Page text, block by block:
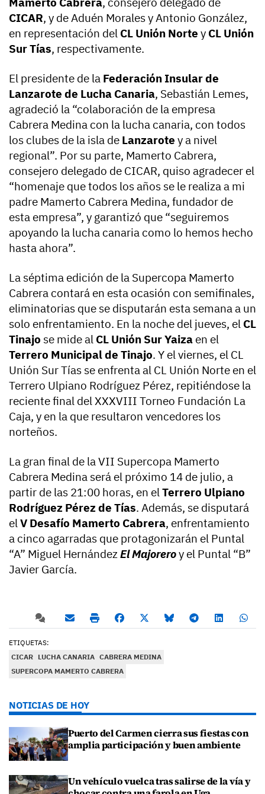
CICAR, y de Aduén Morales y Antonio González,
en representación del CL Unión Norte y CL Unión
Sur Tías, respectivamente.
El presidente de la Federación Insular de
Lanzarote de Lucha Canaria, Sebastián Lemes,
agradeció la “colaboración de la empresa
Cabrera Medina con la lucha canaria, con todos
los clubes de la isla de Lanzarote y a nivel
regional”. Por su parte, Mamerto Cabrera,
consejero delegado de CICAR, quiso agradecer el
“homenaje que todos los años se le realiza a mi
padre Mamerto Cabrera Medina, fundador de
esta empresa”, y garantizó que “seguiremos
apoyando la lucha canaria como lo hemos hecho
hasta ahora”.
La séptima edición de la Supercopa Mamerto
Cabrera contará en esta ocasión con semifinales,
eliminatorias que se disputarán esta semana a un
solo enfrentamiento. En la noche del jueves, el CL
Tinajo se mide al CL Unión Sur Yaiza en el
Terrero Municipal de Tinajo. Y el viernes, el CL
Unión Sur Tías se enfrenta al CL Unión Norte en el
Terrero Ulpiano Rodríguez Pérez, repitiéndose la
reciente final del XXXVIII Torneo Fundación La
Caja, y en la que resultaron vencedores los
norteños.
La gran final de la VII Supercopa Mamerto
Cabrera Medina será el próximo 14 de julio, a
partir de las 21:00 horas, en elTerrero Ulpiano
Rodríguez Pérez de Tías. Además, se disputará
elV Desafío Mamerto Cabrera, enfrentamiento
a cinco agarradas que protagonizarán el Puntal
“A” Miguel HernándezEl Majoreroy el Puntal “B”
Javier García.
ETIQUETAS:
CICAR LUCHA CANARIA CABRERA MEDINA
SUPERCOPA MAMERTO CABRERA
NOTICIAS DE HOY
Puerto del Carmen cierra sus fiestas con
amplia participación y buen ambiente
Un vehículo vuelca tras salirse de la vía y